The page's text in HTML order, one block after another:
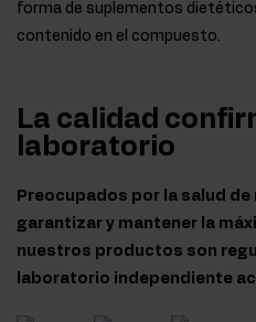
forma de suplementos
contenido en el compuesto.
La calidad
laboratorio
Preocupados por la salud
garantizar y mantener la
nuestros productos son
laboratorio independiente